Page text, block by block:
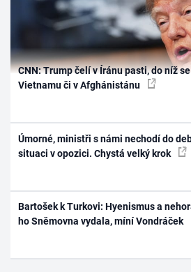
CNN: Trump čelí v Íránu pasti, do níž
Vietnamu či v Afghánistánu
Úmorné, ministři s námi nechodí do
situaci v opozici. Chystá velký krok
Bartošek k Turkovi: Hyenismus a
ho Sněmovna vydala, míní Vondráček